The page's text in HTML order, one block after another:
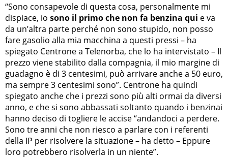
“Sono consapevole di questa cosa, personalmente mi
dispiace, io sono il primo che non fa benzina qui e va
da un’altra parte perché non sono stupido, non posso
fare gasolio alla mia macchina a questi pressi – ha
spiegato Centrone a Telenorba, che lo ha intervistato – Il
prezzo viene stabilito dalla compagnia, il mio margine di
guadagno è di 3 centesimi, può arrivare anche a 50 euro,
ma sempre 3 centesimi sono”. Centrone ha quindi
spiegato anche che i prezzi sono più alti ormai da diversi
anno, e che si sono abbassati soltanto quando i benzinai
hanno deciso di togliere le accise “andandoci a perdere.
Sono tre anni che non riesco a parlare con i referenti
della IP per risolvere la situazione – ha detto – Eppure
loro potrebbero risolverla in un niente”.